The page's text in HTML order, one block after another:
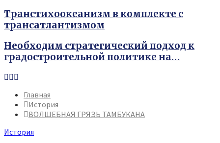
Транстихоокеанизм в комплекте с
трансатлантизмом
Необходим стратегический подход к
градостроительной политике на…
Youtube
Vk
Главная
История
ВОЛШЕБНАЯ ГРЯЗЬ ТАМБУКАНА
История